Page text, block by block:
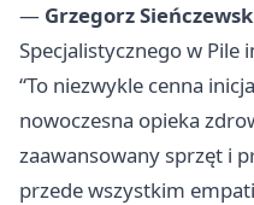
— Grzegorz
Specjalistycznego w Pile
“To niezwykle cenna
nowoczesna opieka
zaawansowany sprzęt i
przede wszystkim